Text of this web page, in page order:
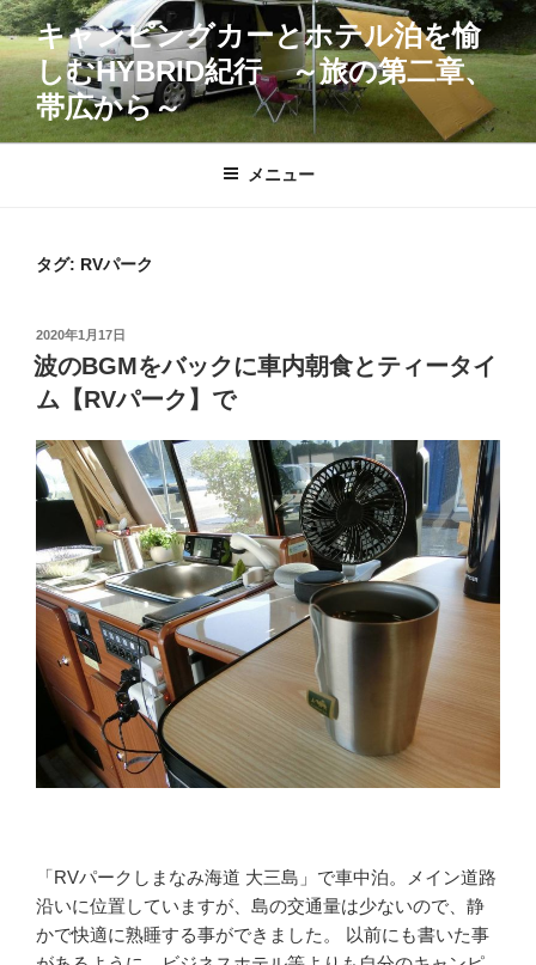
コ
ン
テ
キャンピングカーとホテル泊を愉
しむHYBRID紀行 ～旅の第二章、
帯広から～
メニュー
タグ: RVパーク
投
稿
日:
2020年1月17日
波のBGMをバックに車内朝食とティータイ
ム【RVパーク】で
「RVパークしまなみ海道 大三島」で車中泊。メイン道路
沿いに位置していますが、島の交通量は少ないので、静
かで快適に熟睡する事ができました。 以前にも書いた事